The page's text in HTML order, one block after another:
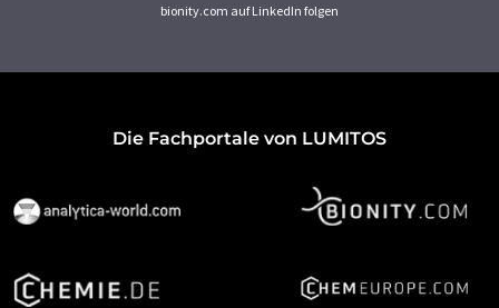
bionity.com auf LinkedIn folgen
Die Fachportale von LUMITOS